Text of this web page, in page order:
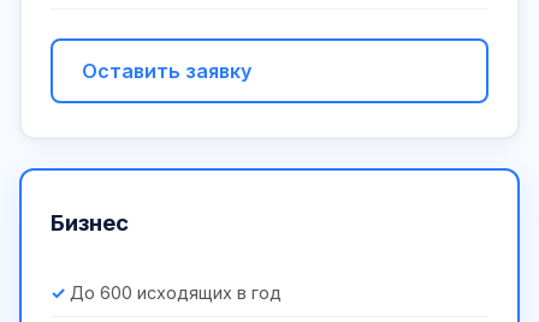
Оставить заявку
Бизнес
До 600 исходящих в год